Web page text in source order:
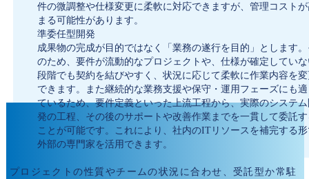
件の微調整や仕様変更に柔軟に対応できますが、管理コスト
まる可能性があります。
準委任型開発
成果物の完成が目的ではなく「業務の遂行を目的」とします
のため、要件が流動的なプロジェクトや、仕様が確定してい
段階でも契約を結びやすく、状況に応じて柔軟に作業内容を
できます。また継続的な業務支援や保守・運用フェーズにも
ているため、要件定義といった上流工程から、実際のシステ
発の工程、その後のサポートや改善作業までを一貫して委託
ことが可能です。これにより、社内のITリソースを補完する
外部の専門家を活用できます。
プロジェクトの性質やチームの状況に合わせ、受託型か常駐